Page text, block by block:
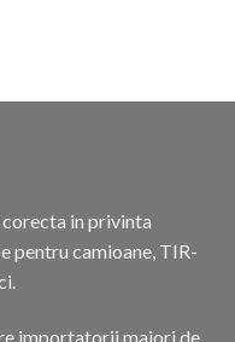
corecta in privinta
pentru camioane, TIR-
importatorii majori de